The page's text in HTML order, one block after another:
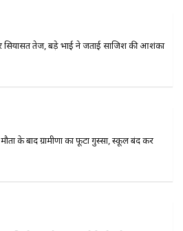
तेज, बड़े भाई ने जताई साजिश की आशंका
के बाद ग्रामीणों का फूटा गुस्सा, स्कूल बंद कर